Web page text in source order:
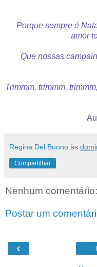
Porque sempre é
amor
Que nossas
Trimmm, trimmm,
Regina Del Buono às
Compartilhar
Nenhum comentário:
Postar um
‹